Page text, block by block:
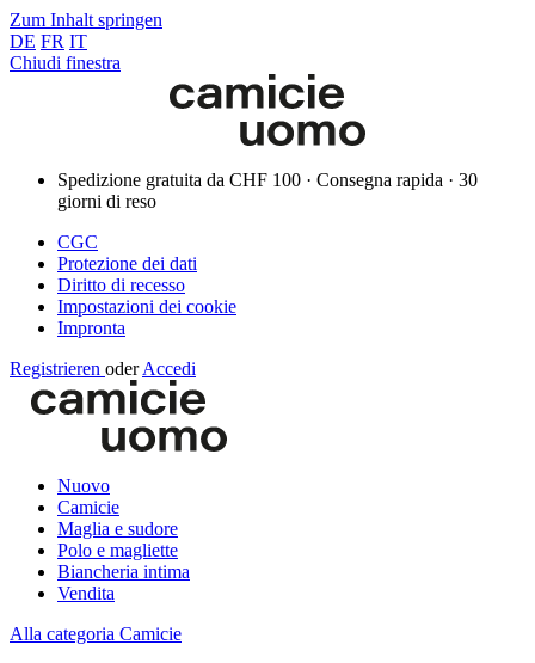
Zum Inhalt springen
DE FR IT
Chiudi finestra
Spedizione gratuita da CHF 100 · Consegna rapida · 30
giorni di reso
CGC
Protezione dei dati
Diritto di recesso
Impostazioni dei cookie
Impronta
Registrieren oder Accedi
Nuovo
Camicie
Maglia e sudore
Polo e magliette
Biancheria intima
Vendita
Alla categoria Camicie